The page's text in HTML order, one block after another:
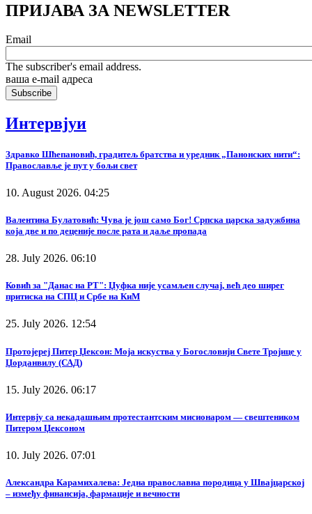
ПРИЈАВА ЗА NEWSLETTER
Email
The subscriber's email address.
ваша е-mail адреса
Интервјуи
Здравко Шћепановић, градитељ братства и уредник „Панонских нити“:
Православље је пут у бољи свет
10. August 2026. 04:25
Валентина Булатовић: Чува је још само Бог! Српска царска задужбина
која две и по деценије после рата и даље пропада
28. July 2026. 06:10
Ковић за "Данас на РТ": Џуфка није усамљен случај, већ део ширег
притиска на СПЦ и Србе на КиМ
25. July 2026. 12:54
Протојереј Питер Џексон: Моја искуства у Богословији Свете Тројице у
Џорданвилу (САД)
15. July 2026. 06:17
Интервју са некадашњим протестантским мисионаром — свештеником
Питером Џексоном
10. July 2026. 07:01
Александра Карамихалева: Једна православна породица у Швајцарској
– између финансија, фармације и вечности